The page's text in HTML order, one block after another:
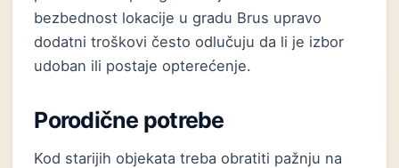
bezbednost lokacije u gradu Brus upravo
dodatni troškovi često odlučuju da li je izbor
udoban ili postaje opterećenje.
Porodične potrebe
Kod starijih objekata treba obratiti pažnju na